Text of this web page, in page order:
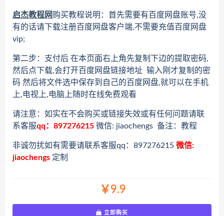
启杰教程网购买教程说明：首先需要有百度网盘账号,没
有的话请下载注册百度网盘客户端,不需要充值百度网盘
vip;
第二步：支付后 在本页面右上角先复制下边的提取密码,
然后点下载,会打开百度网盘链接地址 输入刚才复制的密
码 然后将文件选中保存到自己的百度网盘,就可以在手机
上,电视上,电脑上随时在线免费观看
请注意：如实在不会购买或链接失效或有任何问题请联
系客服qq：897276215 微信: jiaochengs 备注：教程
非诚勿扰如有需要请联系客服qq：897276215 微信:
jiaochengs 定制
￥9.9
立即购买